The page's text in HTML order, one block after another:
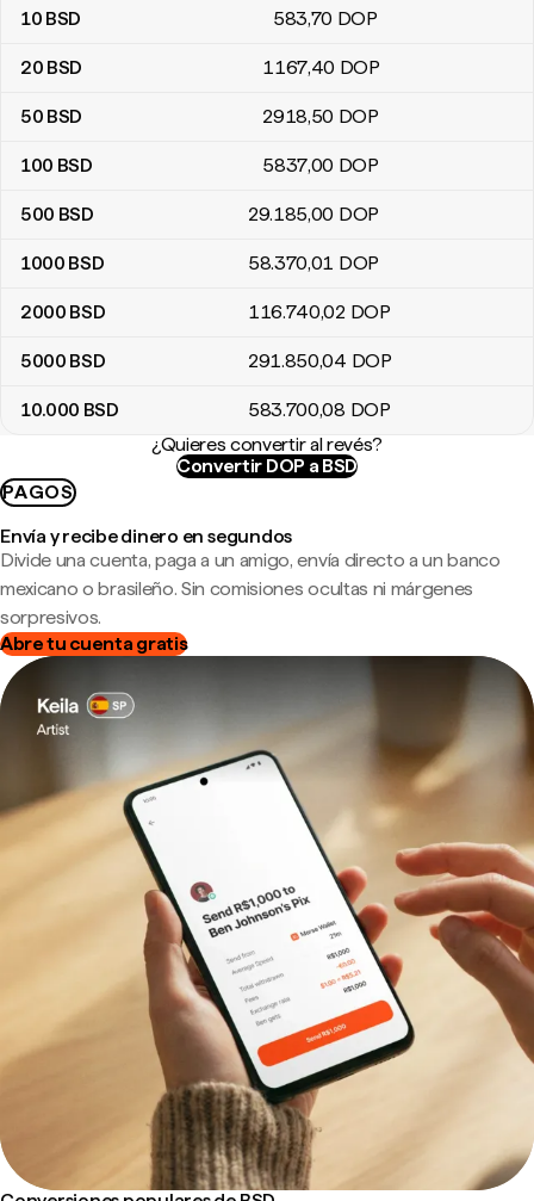
10 BSD 583,70 DOP
20 BSD 1167,40 DOP
50 BSD 2918,50 DOP
100 BSD 5837,00 DOP
500 BSD 29.185,00 DOP
1000 BSD 58.370,01 DOP
2000 BSD 116.740,02 DOP
5000 BSD 291.850,04 DOP
10.000 BSD 583.700,08 DOP
¿Quieres convertir al revés?
Convertir DOP a BSD
PAGOS
Envía y recibe dinero en segundos
Divide una cuenta, paga a un amigo, envía directo a un banco
mexicano o brasileño. Sin comisiones ocultas ni márgenes
sorpresivos.
Abre tu cuenta gratis